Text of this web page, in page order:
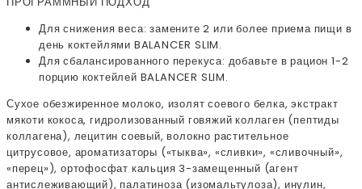
Для снижения веса: замените 2 или более приема пищи в
день коктейлями BALANCER SLIM.
Для сбалансированного перекуса: добавьте в рацион 1-2
порцию коктейлей BALANCER SLIM.
Сухое обезжиренное молоко, изолят соевого белка, экстракт
мякоти кокоса, гидролизованный говяжий коллаген (пептиды
коллагена), лецитин соевый, волокно растительное
цитрусовое, ароматизаторы («тыква», «сливки», «сливочный»,
«перец»), ортофосфат кальция 3-замещенный (агент
антислеживающий), палатиноза (изомальтулоза), инулин,